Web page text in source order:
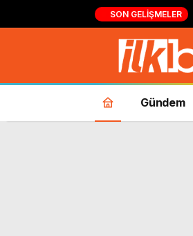
SON GELIŞMELER
Gündem